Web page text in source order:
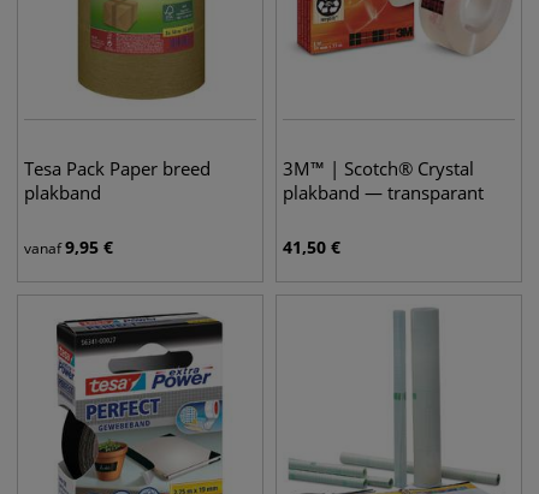
Tesa Pack Paper breed
plakband
vanaf9,95 €
3M™ | Scotch® Crystal
plakband — transparant
41,50 €